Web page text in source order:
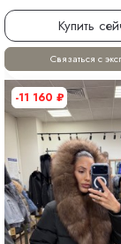
Купить
Связаться с
-11 160 ₽